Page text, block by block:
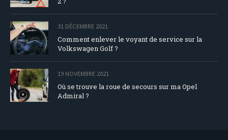
31 DÉCEMBRE 2021
Comment enlever le voyant de service sur la
Volkswagen Golf ?
19 NOVEMBRE 2021
Où se trouve la roue de secours sur ma Opel
Admiral ?